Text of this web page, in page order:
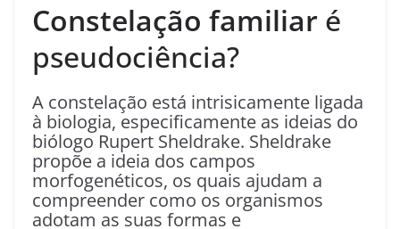
Constelação familiar é
pseudociência?
A constelação está intrisicamente ligada
à biologia, especificamente as ideias do
biólogo Rupert Sheldrake. Sheldrake
propõe a ideia dos campos
morfogenéticos, os quais ajudam a
compreender como os organismos
adotam as suas formas e